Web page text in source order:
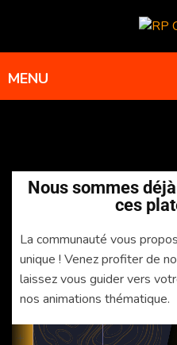
Nous sommes
ces
La communauté vous
unique ! Venez profiter de
laissez vous guider vers
nos animations thématique.